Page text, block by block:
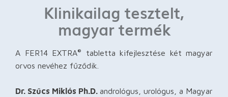
Klinikailag tesztelt,
magyar termék
A FER14 EXTRA ®
tabletta kifejlesztése két magyar
orvos nevéhez fűződik.
Dr. Szűcs Miklós Ph.D. andrológus, urológus, a Magyar